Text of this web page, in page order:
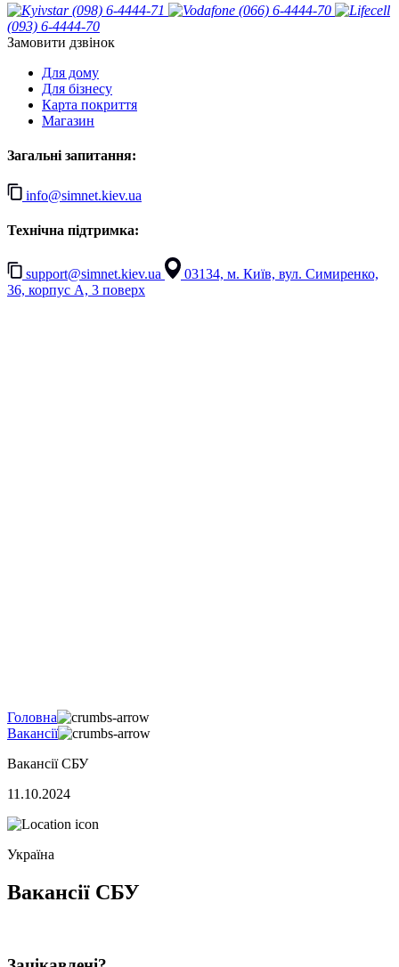
(098) 6-4444-71
(066) 6-4444-70
(093) 6-4444-70
Замовити дзвінок
Для дому
Для бізнесу
Карта покриття
Магазин
Загальні запитання:
info@simnet.kiev.ua
Технічна підтримка:
support@simnet.kiev.ua
03134, м. Київ, вул. Симиренко,
36, корпус А, 3 поверх
Головна
Вакансії
Вакансії СБУ
11.10.2024
Україна
Вакансії СБУ